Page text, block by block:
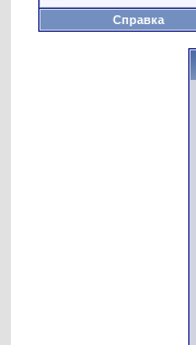
Справка